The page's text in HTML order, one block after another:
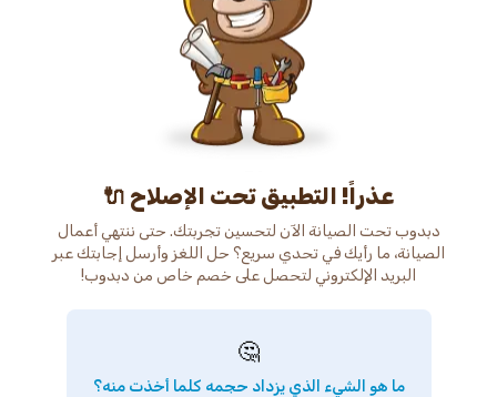
عذراً! التطبيق تحت الإصلاح 🔌
دبدوب تحت الصيانة الآن لتحسين تجربتك. حتى ننتهي أعمال
الصيانة، ما رأيك في تحدي سريع؟ حل اللغز وأرسل إجابتك عبر
البريد الإلكتروني لتحصل على خصم خاص من دبدوب!
🤔
ما هو الشيء الذي يزداد حجمه كلما أخذت منه؟